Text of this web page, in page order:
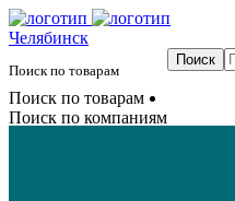
Челябинск
Поиск по товарам
Поиск по товарам
Поиск по компаниям